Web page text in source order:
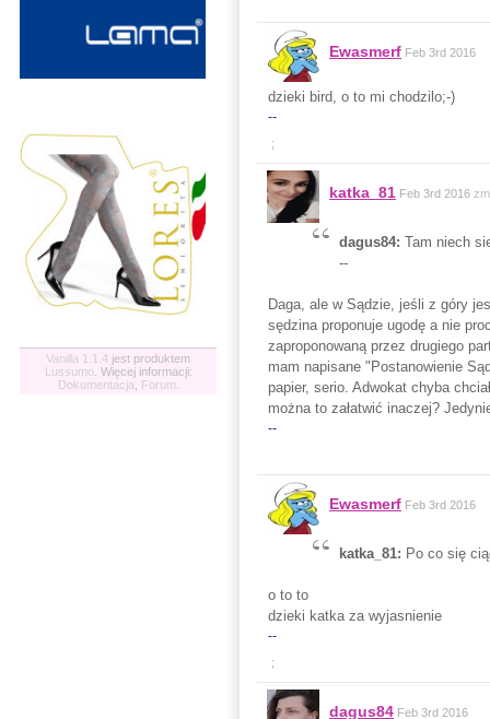
Vanilla 1.1.4 jest produktem
Lussumo. Więcej informacji:
Dokumentacja
Forum
Ewasmerf Feb 3rd 2016
dzieki bird, o to mi chodzilo;-)
--
;
katka_81 Feb 3rd 2016
dagus84: Tam niech
--
Daga, ale w Sądzie, jeśli z góry
sędzina proponuje ugodę a nie
zaproponowaną przez drugiego
mam napisane "Postanowienie
papier, serio. Adwokat chyba
można to załatwić inaczej?
--
Ewasmerf Feb 3rd 2016
katka_81: Po co się
o to to
dzieki katka za wyjasnienie
--
;
dagus84 Feb 3rd 2016